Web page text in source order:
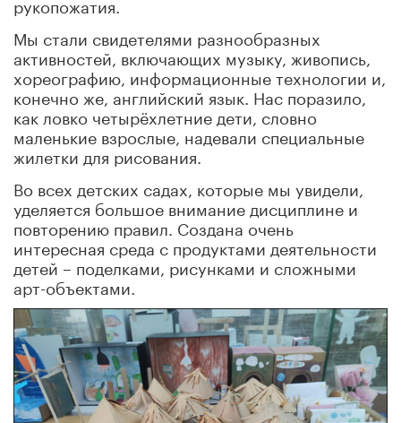
Мы стали свидетелями разнообразных
активностей, включающих музыку, живопись,
хореографию, информационные технологии и,
конечно же, английский язык. Нас поразило,
как ловко четырёхлетние дети, словно
маленькие взрослые, надевали специальные
жилетки для рисования.
Во всех детских садах, которые мы увидели,
уделяется большое внимание дисциплине и
повторению правил. Создана очень
интересная среда с продуктами деятельности
детей – поделками, рисунками и сложными
арт-объектами.